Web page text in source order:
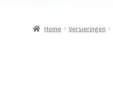
Home Versieringen